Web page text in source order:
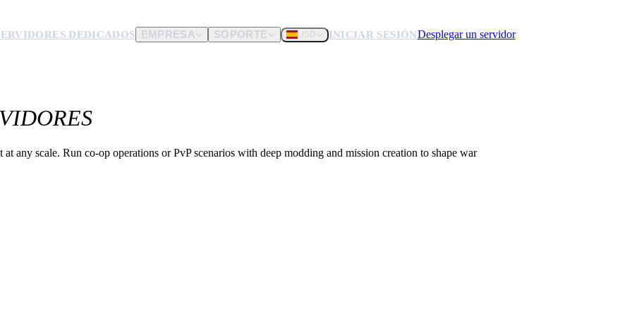
DEDICADOS EMPRESA SOPORTE USD INICIAR SESIÓNDesplegar un servidor
envíes.
any scale. Run co-op operations or PvP scenarios with deep modding and mission creation to shape war